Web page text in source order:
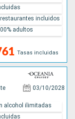
Tasas incluidas
incluidos
adultos
03/10/2028
alcohol ilimitadas